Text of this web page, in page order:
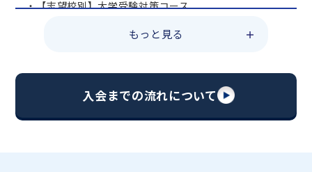
・【志望校別】大学受験対策コース
・総合型選抜直前対策コース
・【志望校別】公立・私立高校受験対策コース
もっと見る
入会までの流れについて